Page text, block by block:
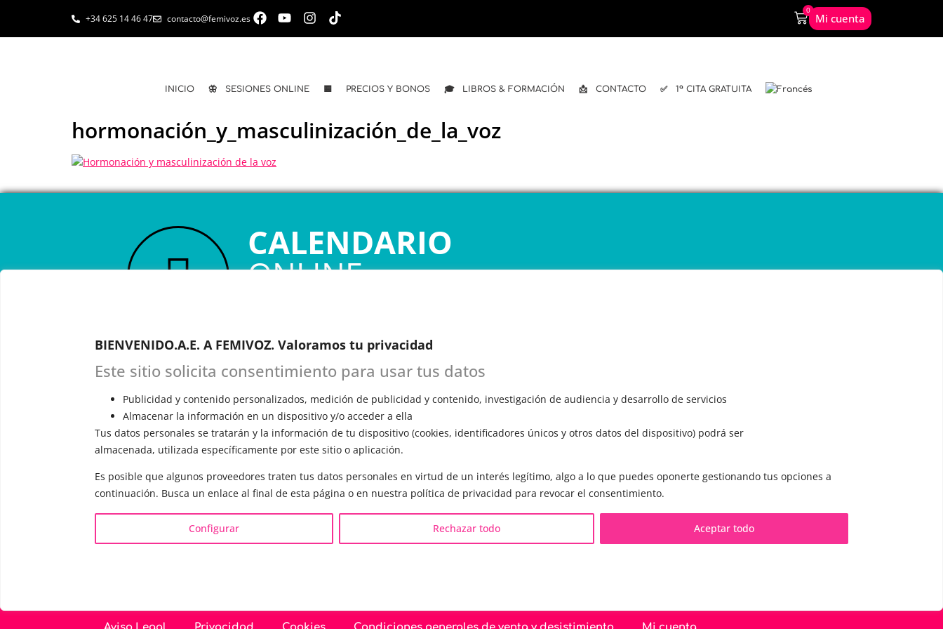
BIENVENIDO.A.E. A FEMIVOZ. Valoramos tu privacidad
Este sitio solicita consentimiento para usar tus datos
Publicidad y contenido personalizados, medición de publicidad y contenido, investigación de audiencia y desarrollo de servicios
Almacenar la información en un dispositivo y/o acceder a ella
Tus datos personales se tratarán y la información de tu dispositivo (cookies, identificadores únicos y otros datos del dispositivo) podrá ser
almacenada, utilizada específicamente por este sitio o aplicación.
Es posible que algunos proveedores traten tus datos personales en virtud de un interés legítimo, algo a lo que puedes oponerte gestionando tus opciones a
continuación. Busca un enlace al final de esta página o en nuestra política de privacidad para revocar el consentimiento.
Configurar Rechazar todo Aceptar todo
+34 625 14 46 47 contacto@femivoz.es
0
Mi cuenta
INICIO 🦋 SESIONES ONLINE 🟨 PRECIOS Y BONOS 🎓 LIBROS & FORMACIÓN 📩 CONTACTO ✅ 1ª CITA GRATUITA
hormonación_y_masculinización_de_la_voz
CALENDARIO
ONLINE
explicará cómo funciona el entrenamiento vocal y
responderá a todas tus preguntas.
INFORMACIÓN
¿Quién es Mariela Astudillo?
💰 Precios y Bonos
❓ Preguntas Frecuentes
VOCES LGBTQIA+ 🏳️‍🌈
▪️ Feminización de la voz
▪️ Masculinización de la voz
▪️ Dualización de la voz
▪️ Caracterización de la voz
▪️ Voz virilizada por esteroides
▪️ Modificación del acento
🟥 CIRUGÍA: Glotoplastia
✅Pide tu CITA ONLINE
Email :
contacto@femivoz.es